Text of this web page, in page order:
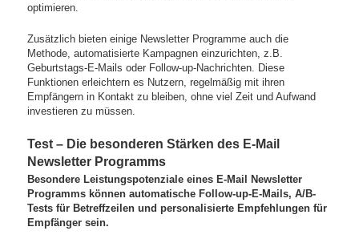
optimieren.
Zusätzlich bieten einige Newsletter Programme auch die
Methode, automatisierte Kampagnen einzurichten, z.B.
Geburtstags-E-Mails oder Follow-up-Nachrichten. Diese
Funktionen erleichtern es Nutzern, regelmäßig mit ihren
Empfängern in Kontakt zu bleiben, ohne viel Zeit und Aufwand
investieren zu müssen.
Test – Die besonderen Stärken des E-Mail
Newsletter Programms
Besondere Leistungspotenziale eines E-Mail Newsletter
Programms können automatische Follow-up-E-Mails, A/B-
Tests für Betreffzeilen und personalisierte Empfehlungen für
Empfänger sein.